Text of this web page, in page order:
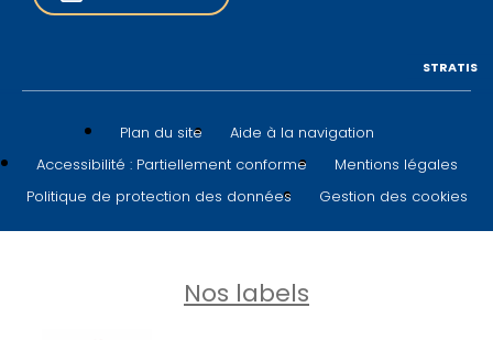
Plan du site
Aide à la navigation
Accessibilité : Partiellement conforme
Mentions légales
Politique de protection des données
Gestion des cookies
STRATIS
Nos labels